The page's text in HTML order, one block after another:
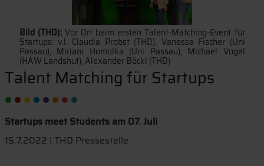
Bild (THD): Vor Ort beim ersten Talent-Matching-Event für
Startups: v.l. Claudia Probst (THD), Vanessa Fischer (Uni
Passau), Miriam Homolka (Uni Passau), Michael Vogel
(HAW Landshut), Alexander Böckl (THD)
Talent Matching für Startups
Startups meet Students am 07. Juli
15.7.2022 | THD Pressestelle